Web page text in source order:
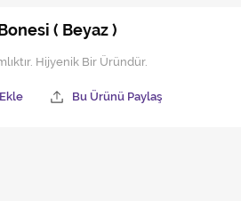
( Beyaz )
Hijyenik Bir Üründür.
Bu Ürünü Paylaş